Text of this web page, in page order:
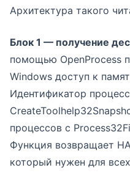
Архитектура такого
Блок 1 — получение
помощью OpenProcess
Windows доступ к
Идентификатор
процессов с
Функция возвращает
который нужен для